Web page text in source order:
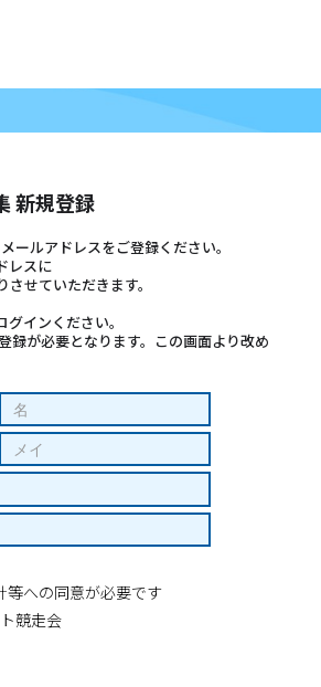
新規登録
ールアドレスをご登録ください。
レスに
せていただきます。
グインください。
録が必要となります。この画面より改め
等への同意が必要です
競走会